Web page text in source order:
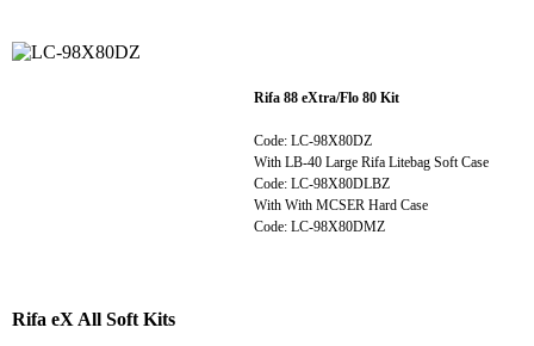
Rifa 88 eXtra/Flo 80 Kit
Code: LC-98X80DZ
With LB-40 Large Rifa Litebag Soft Case
Code: LC-98X80DLBZ
With With MCSER Hard Case
Code: LC-98X80DMZ
Rifa eX All Soft Kits